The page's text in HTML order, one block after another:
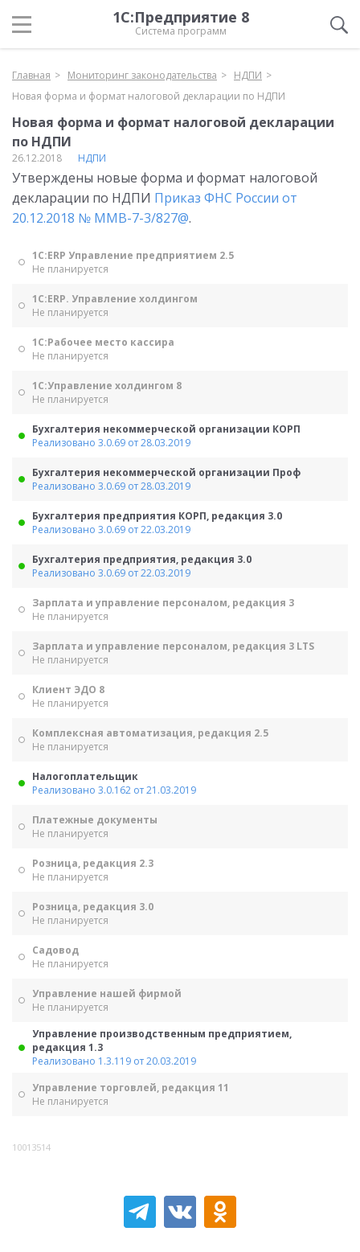
1С:Предприятие 8
Система программ
Главная Мониторинг законодательства
НДПИ
Новая форма и формат налоговой декларации по НДПИ
Новая форма и формат налоговой декларации
по НДПИ
26.12.2018 НДПИ
Утверждены новые форма и формат налоговой
декларации по НДПИ Приказ ФНС России от
20.12.2018 № ММВ-7-3/827@.
1С:ERP Управление предприятием 2.5
Не планируется
1С:ERP. Управление холдингом
Не планируется
1С:Рабочее место кассира
Не планируется
1С:Управление холдингом 8
Не планируется
Бухгалтерия некоммерческой организации КОРП
Реализовано 3.0.69 от 28.03.2019
Бухгалтерия некоммерческой организации Проф
Реализовано 3.0.69 от 28.03.2019
Бухгалтерия предприятия КОРП, редакция 3.0
Реализовано 3.0.69 от 22.03.2019
Бухгалтерия предприятия, редакция 3.0
Реализовано 3.0.69 от 22.03.2019
Зарплата и управление персоналом, редакция 3
Не планируется
Зарплата и управление персоналом, редакция 3 LTS
Не планируется
Клиент ЭДО 8
Не планируется
Комплексная автоматизация, редакция 2.5
Не планируется
Налогоплательщик
Реализовано 3.0.162 от 21.03.2019
Платежные документы
Не планируется
Розница, редакция 2.3
Не планируется
Розница, редакция 3.0
Не планируется
Садовод
Не планируется
Управление нашей фирмой
Не планируется
Управление производственным предприятием,
редакция 1.3
Реализовано 1.3.119 от 20.03.2019
Управление торговлей, редакция 11
Не планируется
10013514